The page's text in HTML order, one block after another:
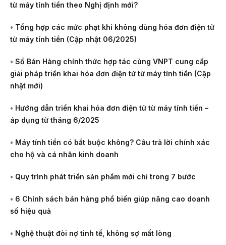
từ máy tính tiền theo Nghị định mới?
• Tổng hợp các mức phạt khi không dùng hóa đơn điện tử
từ máy tính tiền (Cập nhật 06/2025)
• Sổ Bán Hàng chính thức hợp tác cùng VNPT cung cấp
giải pháp triển khai hóa đơn điện tử từ máy tính tiền (Cập
nhật mới)
• Hướng dẫn triển khai hóa đơn điện tử từ máy tính tiền –
áp dụng từ tháng 6/2025
• Máy tính tiền có bắt buộc không? Câu trả lời chính xác
cho hộ và cá nhân kinh doanh
• Quy trình phát triển sản phẩm mới chỉ trong 7 bước
• 6 Chính sách bán hàng phổ biến giúp nâng cao doanh
số hiệu quả
• Nghệ thuật đòi nợ tinh tế, không sợ mất lòng